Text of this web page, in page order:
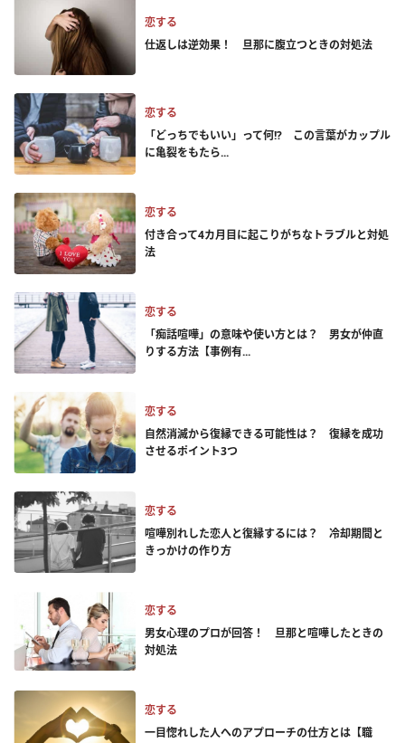
恋する
仕返しは逆効果！ 旦那に腹立つときの対処法
恋する
「どっちでもいい」って何!? この言葉がカップル
に亀裂をもたら...
恋する
付き合って4カ月目に起こりがちなトラブルと対処
法
恋する
「痴話喧嘩」の意味や使い方とは？ 男女が仲直
りする方法【事例有...
恋する
自然消滅から復縁できる可能性は？ 復縁を成功
させるポイント3つ
恋する
喧嘩別れした恋人と復縁するには？ 冷却期間と
きっかけの作り方
恋する
男女心理のプロが回答！ 旦那と喧嘩したときの
対処法
恋する
一目惚れした人へのアプローチの仕方とは【職